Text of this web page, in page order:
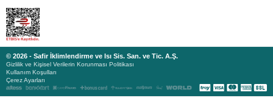
© 2026 - Safir İklimlendirme ve Isı Sis. San. ve Tic. A.Ş.
Gizlilik ve Kişisel Verilerin Korunması Politikası
Kullanım Koşulları
Çerez Ayarları